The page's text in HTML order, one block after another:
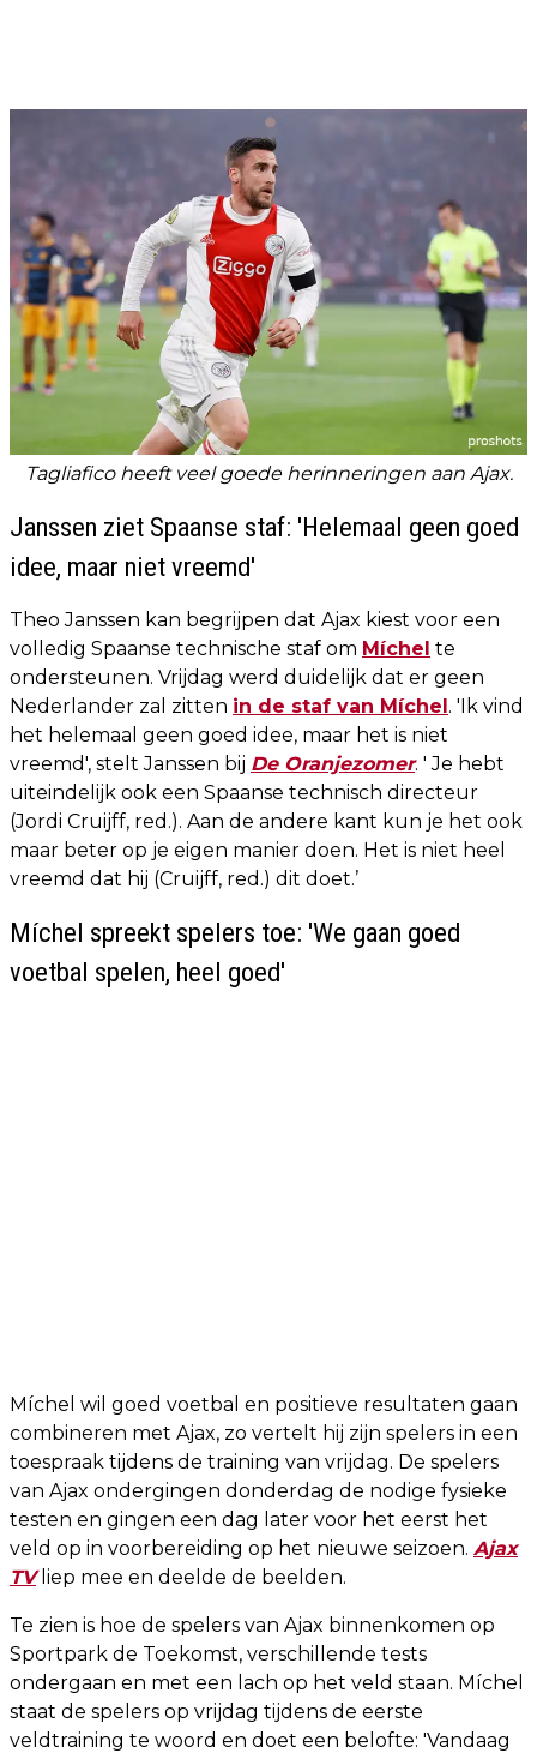
Tagliafico heeft veel goede herinneringen aan Ajax.
Janssen ziet Spaanse staf: 'Helemaal geen goed
idee, maar niet vreemd'
Theo Janssen kan begrijpen dat Ajax kiest voor een
volledig Spaanse technische staf om Míchel te
ondersteunen. Vrijdag werd duidelijk dat er geen
Nederlander zal zitten in de staf van Míchel. 'Ik vind
het helemaal geen goed idee, maar het is niet
vreemd', stelt Janssen bij De Oranjezomer. ' Je hebt
uiteindelijk ook een Spaanse technisch directeur
(Jordi Cruijff, red.). Aan de andere kant kun je het ook
maar beter op je eigen manier doen. Het is niet heel
vreemd dat hij (Cruijff, red.) dit doet.’
Míchel spreekt spelers toe: 'We gaan goed
voetbal spelen, heel goed'
Míchel wil goed voetbal en positieve resultaten gaan
combineren met Ajax, zo vertelt hij zijn spelers in een
toespraak tijdens de training van vrijdag. De spelers
van Ajax ondergingen donderdag de nodige fysieke
testen en gingen een dag later voor het eerst het
veld op in voorbereiding op het nieuwe seizoen. Ajax
TVliep mee en deelde de beelden.
Te zien is hoe de spelers van Ajax binnenkomen op
Sportpark de Toekomst, verschillende tests
ondergaan en met een lach op het veld staan. Míchel
staat de spelers op vrijdag tijdens de eerste
veldtraining te woord en doet een belofte: 'Vandaag